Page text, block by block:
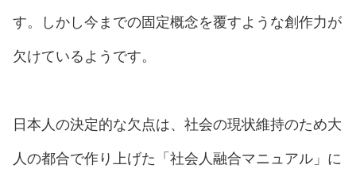
す。しかし今までの固定概念を覆すような創作力が
欠けているようです。
日本人の決定的な欠点は、社会の現状維持のため大
人の都合で作り上げた「社会人融合マニュアル」に